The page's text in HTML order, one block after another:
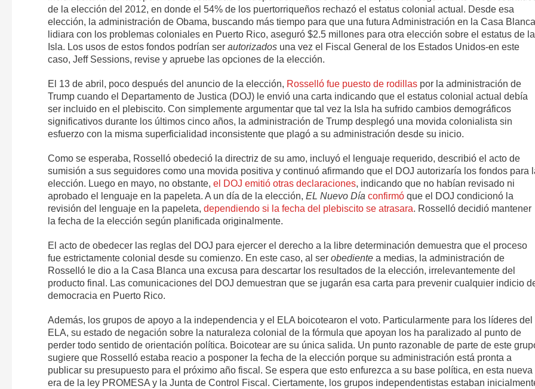
de la elección del 2012, en donde el 54% de los puertorriqueños rechazó el estatus colonial actual. Desde esa
elección, la administración de Obama, buscando más tiempo para que una futura Administración en la Casa Blanca
lidiara con los problemas coloniales en Puerto Rico, aseguró $2.5 millones para otra elección sobre el estatus de la
Isla. Los usos de estos fondos podrían ser autorizados una vez el Fiscal General de los Estados Unidos-en este
caso, Jeff Sessions, revise y apruebe las opciones de la elección.
El 13 de abril, poco después del anuncio de la elección, Rosselló fue puesto de rodillas por la administración de
Trump cuando el Departamento de Justica (DOJ) le envió una carta indicando que el estatus colonial actual debía
ser incluido en el plebiscito. Con simplemente argumentar que tal vez la Isla ha sufrido cambios demográficos
significativos durante los últimos cinco años, la administración de Trump desplegó una movida colonialista sin
esfuerzo con la misma superficialidad inconsistente que plagó a su administración desde su inicio.
Como se esperaba, Rosselló obedeció la directriz de su amo, incluyó el lenguaje requerido, describió el acto de
sumisión a sus seguidores como una movida positiva y continuó afirmando que el DOJ autorizaría los fondos para
elección. Luego en mayo, no obstante, el DOJ emitió otras declaraciones, indicando que no habían revisado ni
aprobado el lenguaje en la papeleta. A un día de la elección, EL Nuevo Día confirmó que el DOJ condicionó la
revisión del lenguaje en la papeleta, dependiendo si la fecha del plebiscito se atrasara. Rosselló decidió mantener
la fecha de la elección según planificada originalmente.
El acto de obedecer las reglas del DOJ para ejercer el derecho a la libre determinación demuestra que el proceso
fue estrictamente colonial desde su comienzo. En este caso, al ser obediente a medias, la administración de
Rosselló le dio a la Casa Blanca una excusa para descartar los resultados de la elección, irrelevantemente del
producto final. Las comunicaciones del DOJ demuestran que se jugarán esa carta para prevenir cualquier indicio
democracia en Puerto Rico.
Además, los grupos de apoyo a la independencia y el ELA boicotearon el voto. Particularmente para los líderes del
ELA, su estado de negación sobre la naturaleza colonial de la fórmula que apoyan los ha paralizado al punto de
perder todo sentido de orientación política. Boicotear are su única salida. Un punto razonable de parte de este
sugiere que Rosselló estaba reacio a posponer la fecha de la elección porque su administración está pronta a
publicar su presupuesto para el próximo año fiscal. Se espera que esto enfurezca a su base política, en esta nueva
era de la ley PROMESA y la Junta de Control Fiscal. Ciertamente, los grupos independentistas estaban